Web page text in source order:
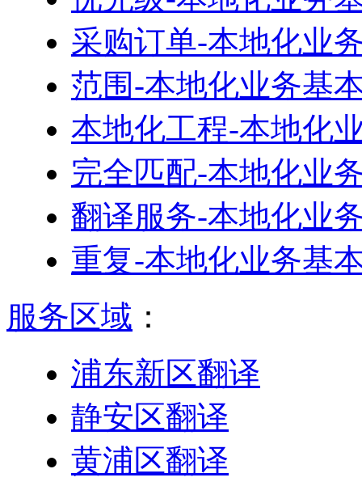
采购订单-本地化业
范围-本地化业务基
本地化工程-本地化
完全匹配-本地化业
翻译服务-本地化业
重复-本地化业务基
服务区域 ：
浦东新区翻译
静安区翻译
黄浦区翻译